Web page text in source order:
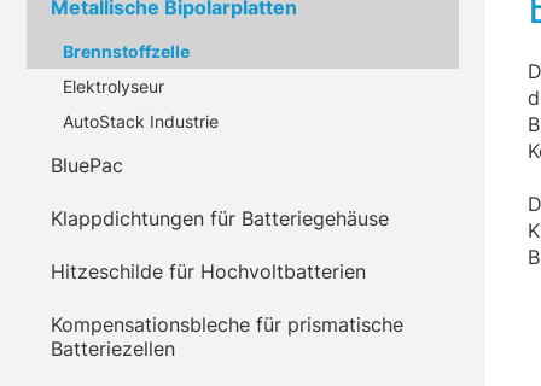
Metallische Bipolarplatten
Brennstoffzelle
Elektrolyseur
AutoStack Industrie
BluePac
Klappdichtungen für Batteriegehäuse
Hitzeschilde für Hochvoltbatterien
Kompensationsbleche für prismatische
Batteriezellen